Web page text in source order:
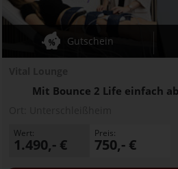
Mit Bounce 2 Life einfach
Gutschein
Wert:
1.490,- €
Preis:
750,- €